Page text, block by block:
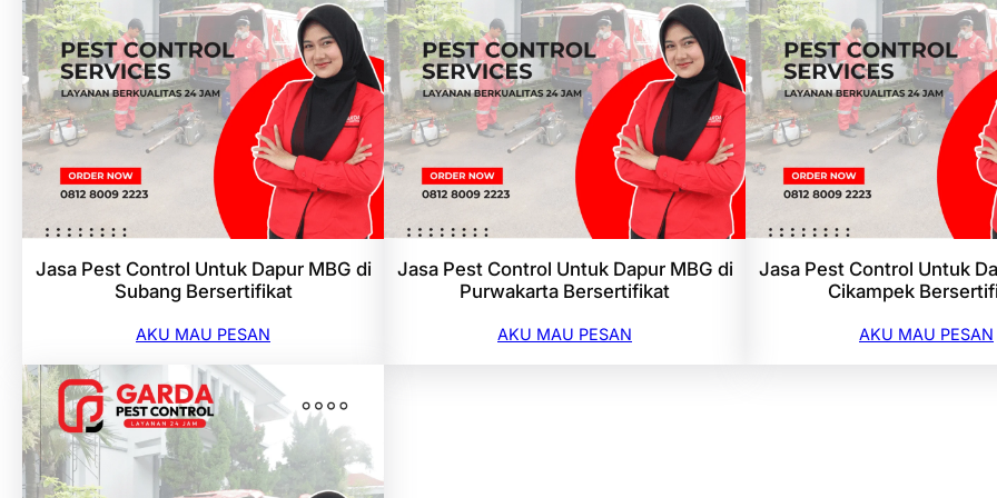
Jasa Pest Control Untuk Dapur MBG di
Subang Bersertifikat
AKU MAU PESAN
Jasa Pest Control Untuk Dapur MBG di
Purwakarta Bersertifikat
AKU MAU PESAN
Jasa Pest Control Untuk
Cikampek
AKU MAU PESAN